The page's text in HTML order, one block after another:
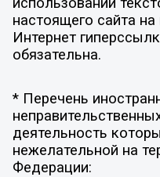
настоящего сайта
Интернет
обязательна.
* Перечень
деятельность
нежелательной на
Федерации: